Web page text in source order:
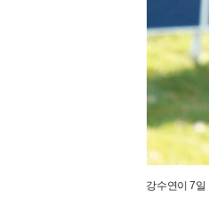
강수연이 7